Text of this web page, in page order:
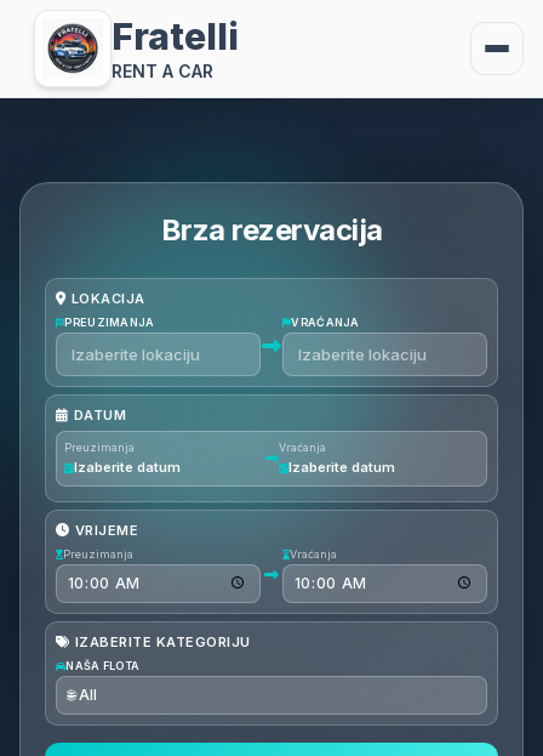
Fratelli
RENT A CAR
Brza rezervacija
LOKACIJA
PREUZIMANJA VRAĆANJA
DATUM
Preuzimanja
Izaberite datum
Vraćanja
Izaberite datum
VRIJEME
Preuzimanja Vraćanja
IZABERITE KATEGORIJU
NAŠA FLOTA